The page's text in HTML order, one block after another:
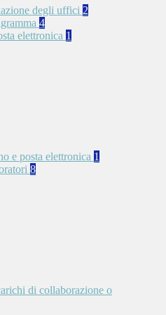
degli uffici 2
4
elettronica 1
e posta elettronica 1
8
di collaborazione o